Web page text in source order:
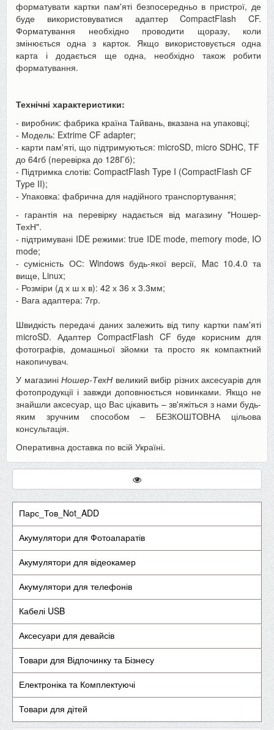
форматувати картки пам'яті безпосередньо в пристрої, де
буде використовуватися адаптер CompactFlash CF.
Форматування необхідно проводити щоразу, коли
змінюється одна з карток. Якщо використовується одна
карта і додається ще одна, необхідно також робити
форматування.
Технічні характеристики:
- виробник: фабрика країна Тайвань, вказана на упаковці;
- Модель: Extrime CF adapter;
- карти пам'яті, що підтримуються: microSD, micro SDHC, TF
до 64гб (перевірка до 128Гб);
- Підтримка слотів: CompactFlash Type I (CompactFlash CF
Type II);
- Упаковка: фабрична для надійного транспортування;
- гарантія на перевірку надається від магазину "Ношер-
ТехН".
- підтримувані IDE режими: true IDE mode, memory mode, IO
mode;
- сумісність ОС: Windows будь-якої версії, Mac 10.4.0 та
вище, Linux;
- Розміри (д х ш х в): 42 х 36 х 3.3мм;
- Вага адаптера: 7гр.
Швидкість передачі даних залежить від типу картки пам'яті
microSD. Адаптер CompactFlash CF буде корисним для
фотографів, домашньої зйомки та просто як компактний
накопичувач.
У магазиніНошер-ТехН великий вибір різних аксесуарів для
фотопродукції і завжди доповнюється новинками. Якщо не
знайшли аксесуар, що Вас цікавить – зв'яжіться з нами будь-
яким зручним способом – БЕЗКОШТОВНА цільова
консультація.
Оперативна доставка по всій Україні.
Парс_Тов_Not_ADD
Акумулятори для Фотоапаратів
Акумулятори для відеокамер
Акумулятори для телефонів
Кабелі USB
Аксесуари для девайсів
Товари для Відпочинку та Бізнесу
Електроніка та Комплектуючі
Товари для дітей